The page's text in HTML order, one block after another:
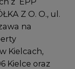
Z O. O., ul.
na
Kielcach,
Kielce oraz